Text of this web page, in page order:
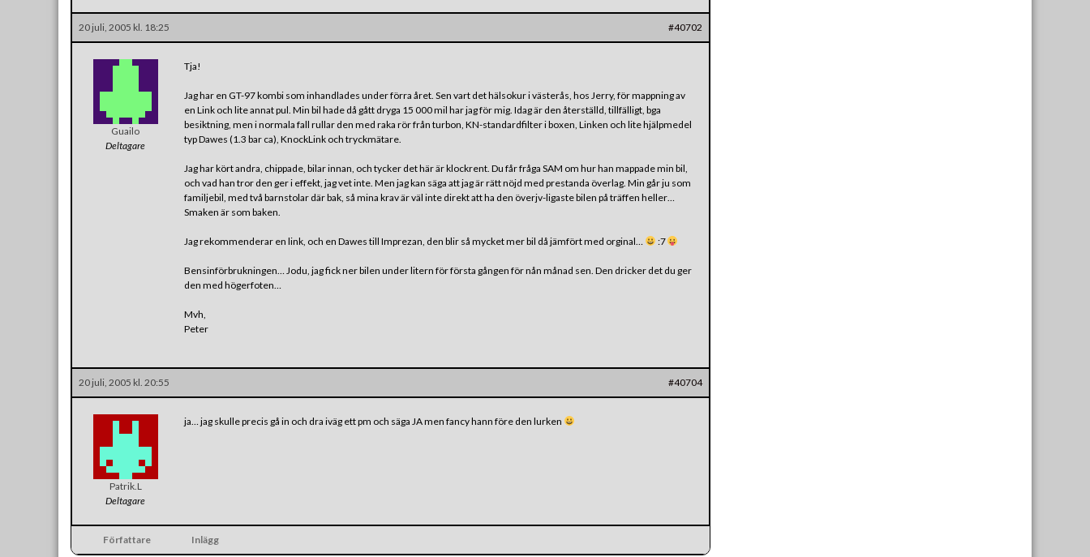
20 juli, 2005 kl. 18:25 #40702
Guailo
Deltagare
Tja!
Jag har en GT-97 kombi som inhandlades under förra året. Sen vart det hälsokur i västerås, hos Jerry, för mappning av
en Link och lite annat pul. Min bil hade då gått dryga 15 000 mil har jag för mig. Idag är den återställd, tillfälligt, bga
besiktning, men i normala fall rullar den med raka rör från turbon, KN-standardfilter i boxen, Linken och lite hjälpmedel
typ Dawes (1.3 bar ca), KnockLink och tryckmätare.
Jag har kört andra, chippade, bilar innan, och tycker det här är klockrent. Du får fråga SAM om hur han mappade min bil,
och vad han tror den ger i effekt, jag vet inte. Men jag kan säga att jag är rätt nöjd med prestanda överlag. Min går ju som
familjebil, med två barnstolar där bak, så mina krav är väl inte direkt att ha den överjv-ligaste bilen på träffen heller…
Smaken är som baken.
Jag rekommenderar en link, och en Dawes till Imprezan, den blir så mycket mer bil då jämfört med orginal… :7
Bensinförbrukningen… Jodu, jag fick ner bilen under litern för första gången för nån månad sen. Den dricker det du ger
den med högerfoten…
Mvh,
Peter
20 juli, 2005 kl. 20:55 #40704
Patrik.L
Deltagare
ja… jag skulle precis gå in och dra iväg ett pm och säga JA men fancy hann före den lurken
Författare Inlägg